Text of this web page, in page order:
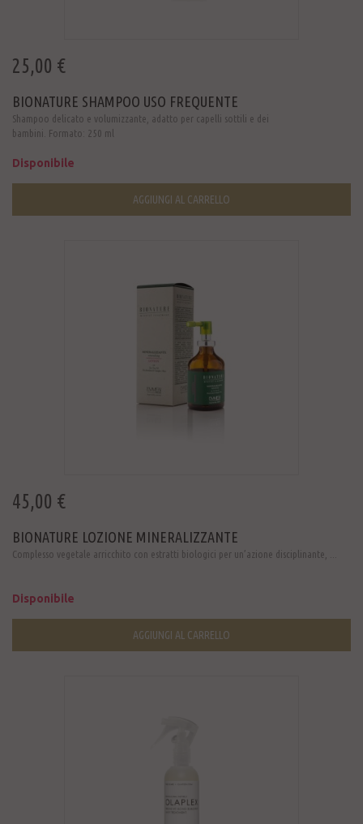
25,00 €
BIONATURE SHAMPOO USO FREQUENTE
Shampoo delicato e volumizzante, adatto per capelli sottili e dei
bambini. Formato: 250 ml
Disponibile
AGGIUNGI AL CARRELLO
45,00 €
BIONATURE LOZIONE MINERALIZZANTE
Complesso vegetale arricchito con estratti biologici per un’azione disciplinante, ...
Disponibile
AGGIUNGI AL CARRELLO